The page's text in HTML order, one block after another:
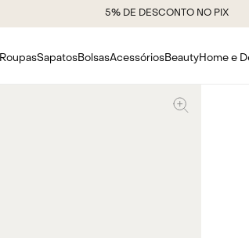
5% DE DESCONTO NO PIX
RoupasSapatosBolsasAcessóriosBeautyHome e